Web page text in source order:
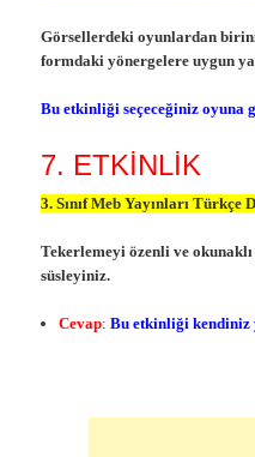
Görsellerdeki oyunlardan birini
formdaki yönergelere uygun
Bu etkinliği seçeceğiniz oyuna
7. ETKİNLİK
3. Sınıf Meb Yayınları Türkçe
Tekerlemeyi özenli ve okunaklı
süsleyiniz.
Cevap: Bu etkinliği kendiniz